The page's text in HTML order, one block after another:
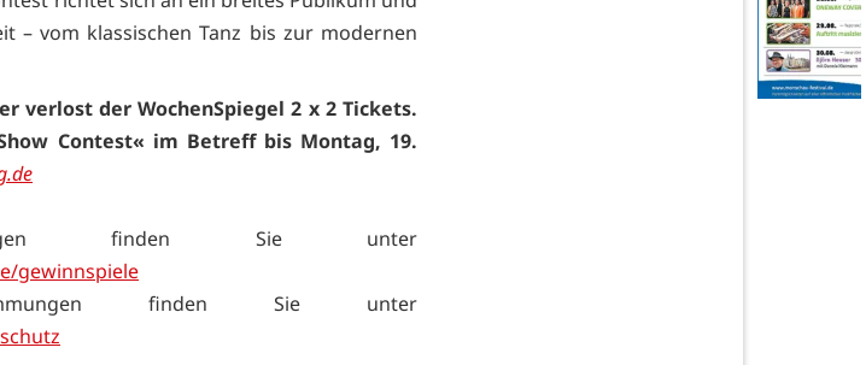
– vom klassischen Tanz bis zur modernen
verlost der WochenSpiegel 2 x 2 Tickets.
Contest« im Betreff bis Montag, 19.
finden Sie unter
gewinnspiele
finden Sie unter